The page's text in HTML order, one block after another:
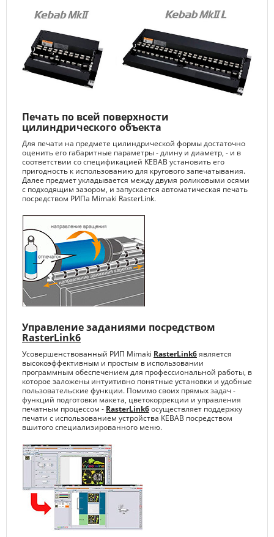
Печать по всей поверхности
цилиндрического объекта
Для печати на предмете цилиндрической формы достаточно
оценить его габаритные параметры - длину и диаметр, - и в
соответствии со спецификацией KEBAB установить его
пригодность к использованию для кругового запечатывания.
Далее предмет укладывается между двумя роликовыми осями
с подходящим зазором, и запускается автоматическая печать
посредством РИПа Mimaki RasterLink.
Управление заданиями посредством
RasterLink6
Усовершенствованный РИП Mimaki RasterLink6является
высокоэффективным и простым в использовании
программным обеспечением для профессиональной работы, в
которое заложены интуитивно понятные установки и удобные
пользовательские функции. Помимо своих прямых задач -
функций подготовки макета, цветокоррекции и управления
печатным процессом - RasterLink6осуществляет поддержку
печати с использованием устройства KEBAB посредством
вшитого специализированного меню.